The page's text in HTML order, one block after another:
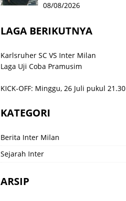
08/08/2026
LAGA BERIKUTNYA
Karlsruher SC VS Inter Milan
Laga Uji Coba Pramusim
KICK-OFF: Minggu, 26 Juli pukul 21.30
KATEGORI
Berita Inter Milan
Sejarah Inter
ARSIP